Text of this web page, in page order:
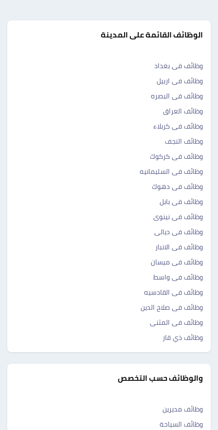
الوظائف القائمة على المدينة
وظائف فى بغداد
وظائف فى اربيل
وظائف فى البصره
وظائف العراق
وظائف فى كربلاء
وظائف النجف
وظائف فى كركوك
وظائف فى السليمانيه
وظائف فى دهوك
وظائف فى بابل
وظائف فى نينوى
وظائف فى ديالى
وظائف فى الانبار
وظائف فى ميسان
وظائف فى واسط
وظائف فى القادسيه
وظائف فى صلاح الدين
وظائف فى المثنى
وظائف ذي قار
والوظائف حسب التخصص
وظائف مديرين
وظائف السياحة